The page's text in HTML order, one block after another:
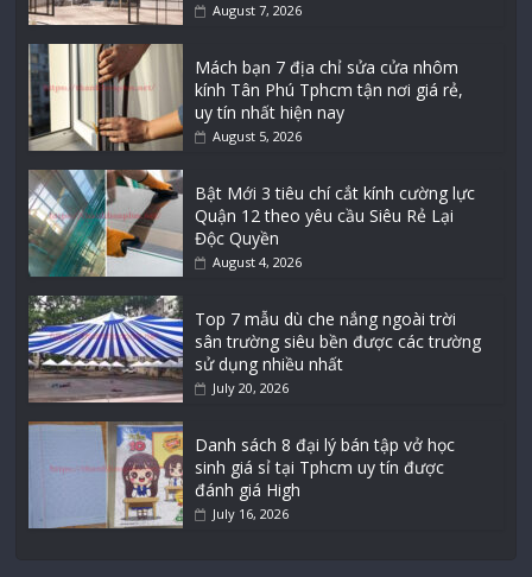
August 7, 2026
Mách bạn 7 địa chỉ sửa cửa nhôm
kính Tân Phú Tphcm tận nơi giá rẻ,
uy tín nhất hiện nay
August 5, 2026
Bật Mới 3 tiêu chí cắt kính cường lực
Quận 12 theo yêu cầu Siêu Rẻ Lại
Độc Quyền
August 4, 2026
Top 7 mẫu dù che nắng ngoài trời
sân trường siêu bền được các trường
sử dụng nhiều nhất
July 20, 2026
Danh sách 8 đại lý bán tập vở học
sinh giá sỉ tại Tphcm uy tín được
đánh giá High
July 16, 2026